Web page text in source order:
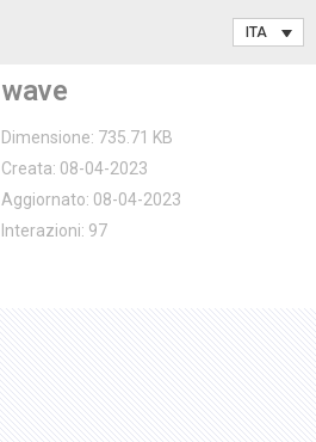
wave
Dimensione: 735.71 KB
Creata: 08-04-2023
Aggiornato: 08-04-2023
Interazioni: 97